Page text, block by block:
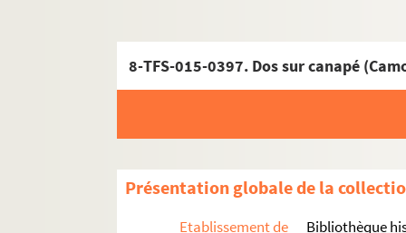
8-TFS-015-0397. Dos sur canapé
Présentation globale de la
Etablissement de
Bibliothèque
Eté 1957
Saison 1956-1957
Eté 1959